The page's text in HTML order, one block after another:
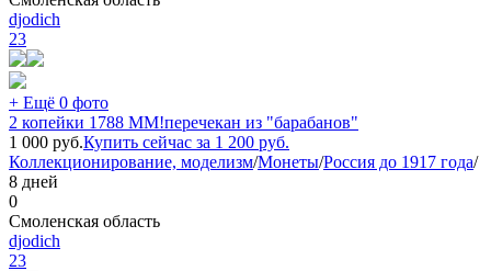
djodich
23
+ Ещё 0 фото
2 копейки 1788 ММ!перечекан из "барабанов"
1 000 руб.Купить сейчас за 1 200 руб.
Коллекционирование, моделизм/Монеты/Россия до 1917 года/
8 дней
0
Смоленская область
djodich
23